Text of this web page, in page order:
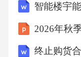
智能楼宇
终止购货